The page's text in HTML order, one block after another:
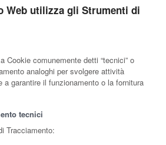
Web utilizza gli Strumenti di
Cookie comunemente detti “tecnici” o
analoghi per svolgere attività
a garantire il funzionamento o la fornitura
tecnici
Tracciamento: